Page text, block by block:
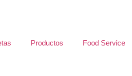
Productos Food Service